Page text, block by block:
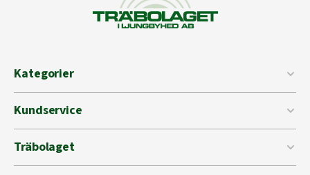
Kategorier
Kundservice
Träbolaget